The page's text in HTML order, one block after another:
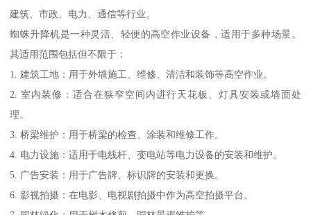
建筑、市政、电力、通信等行业。
蜘蛛升降机是一种灵活、轻便的高空作业设备，适用于多种场景。
其适用范围包括但不限于：
1. 建筑工地：用于外墙施工、维修、清洁和装饰等高空作业。
2. 室内装修：适合在狭窄空间内进行天花板、灯具安装或墙面处
理。
3. 桥梁维护：用于桥梁的检查、涂装和维修工作。
4. 电力设施：适用于电线杆、变电站等电力设备的安装和维护。
5. 广告安装：用于广告牌、标识牌的安装和更换。
6. 影视拍摄：在电影、电视剧拍摄中作为高空拍摄平台。